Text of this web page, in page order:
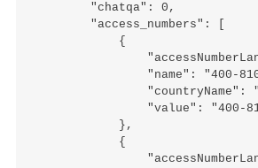
        "chatqa": 0,
        "access_numbers": [
            {
"name": "400-
"countryName": "
"value": "400-
            },
            {